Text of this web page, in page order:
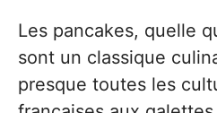
Les pancakes, quelle
sont un classique
presque toutes les